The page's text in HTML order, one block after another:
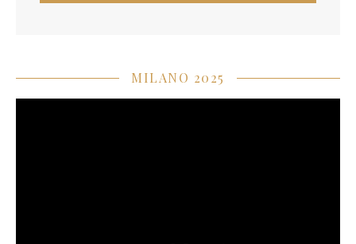
MILANO 2025
Video-